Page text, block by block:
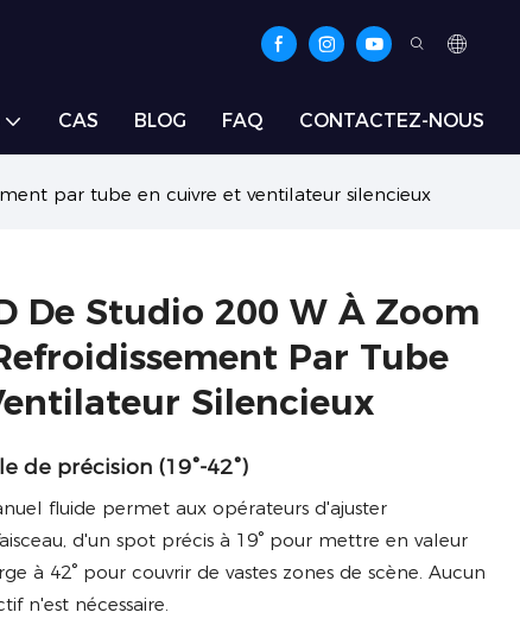
CAS BLOG FAQ CONTACTEZ-NOUS
par tube en cuivre et ventilateur silencieux
De Studio 200 W À Zoom
Par Tube
Silencieux
de précision (19°-42°)
fluide permet aux opérateurs d'ajuster
d'un spot précis à 19° pour mettre en valeur
à 42° pour couvrir de vastes zones de scène. Aucun
n'est nécessaire.